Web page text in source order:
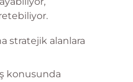
stratejik alanlara
konusunda